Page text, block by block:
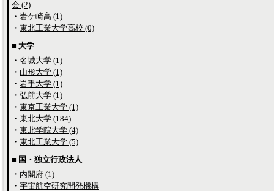
会 (2)
・ 岩ケ崎高 (1)
・ 東北工業大学高校 (0)
■ 大学
・ 名城大学 (1)
・ 山形大学 (1)
・ 岩手大学 (1)
・ 弘前大学 (1)
・ 東京工業大学 (1)
・ 東北大学 (184)
・ 東北学院大学 (4)
・ 東北工業大学 (5)
■ 国・独立行政法人
・ 内閣府 (1)
・ 宇宙航空研究開発機構